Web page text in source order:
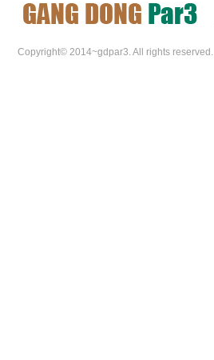
Copyright© 2014~gdpar3. All rights reserved.